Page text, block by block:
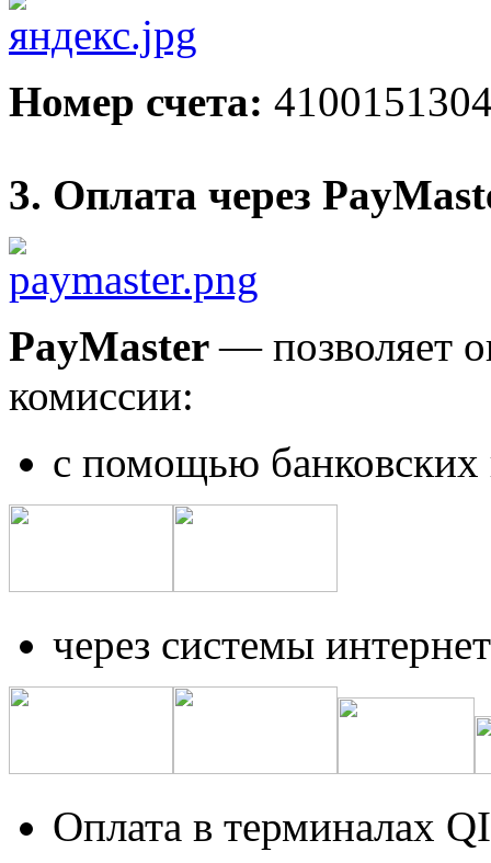
Номер счета:
3. Оплата через
PayMaster— позволяет
комиссии:
с помощью банковских
через системы
Оплата в терминалах